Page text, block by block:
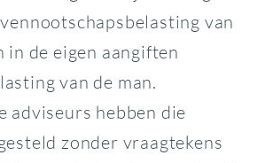
van
in de eigen aangiften
van de man.
adviseurs hebben die
zonder vraagtekens